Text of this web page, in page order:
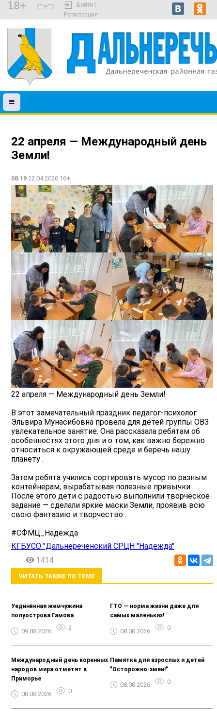
18+
Войти |
Регистрация
22 апреля — Международный день
Земли!
08:19 22.04.2026 16+
22 апреля — Международный день Земли!
В этот замечательный праздник педагог-психолог
Эльвира Мунасибовна провела для детей группы ОВЗ
увлекательное занятие. Она рассказала ребятам об
особенностях этого дня и о том, как важно бережно
относиться к окружающей среде и беречь нашу
планету .
Затем ребята учились сортировать мусор по разным
контейнерам, вырабатывая полезные привычки ️.
После этого дети с радостью выполнили творческое
задание — сделали яркие маски Земли, проявив всю
свою фантазию и творчество .
#СФМЦ_Надежда
КГБУСО "Дальнереченский СРЦН "Надежда"
1414
ЧИТАТЬ ТАКЖЕ ПО ТЕМЕ
Уединённая жемчужина
полуострова Гамова
09.08.2026 2
ГТО — норма жизни даже для
самых маленьких!
08.08.2026 0
Международный день коренных
народов мира отметят в
Приморье
08.08.2026 0
Памятка для взрослых и детей
"Осторожно-змеи!"
08.08.2026 0